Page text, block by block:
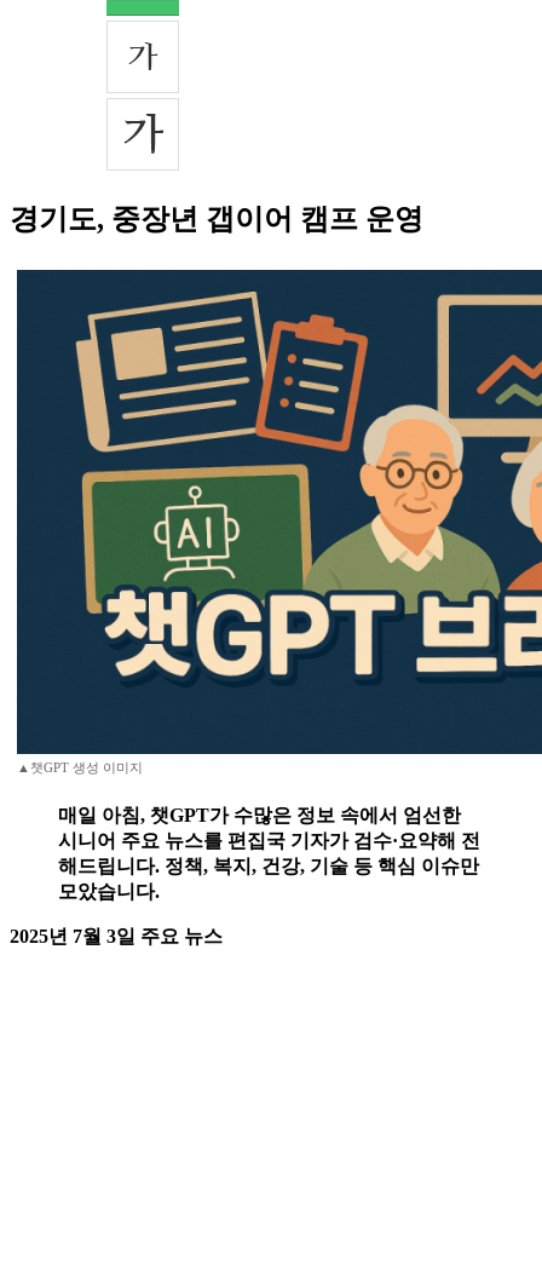
경기도, 중장년 갭이어 캠프 운영
▲챗GPT 생성 이미지
매일 아침, 챗GPT가 수많은 정보 속에서 엄선한
시니어 주요 뉴스를 편집국 기자가 검수·요약해 전
해드립니다. 정책, 복지, 건강, 기술 등 핵심 이슈만
모았습니다.
2025년 7월 3일 주요 뉴스